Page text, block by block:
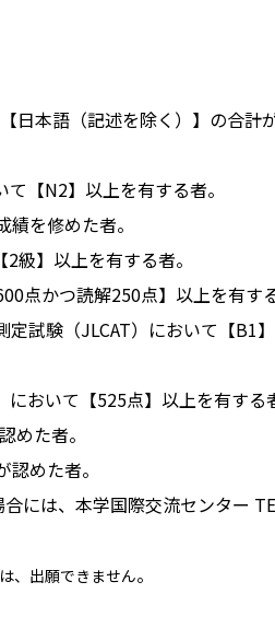
本語（記述を除く）】の合計
【N2】以上を有する者。
を修めた者。
】以上を有する者。
かつ読解250点】以上を有する
試験（JLCAT）において【B1
おいて【525点】以上を有する
た者。
めた者。
には、本学国際交流センター
、出願できません。